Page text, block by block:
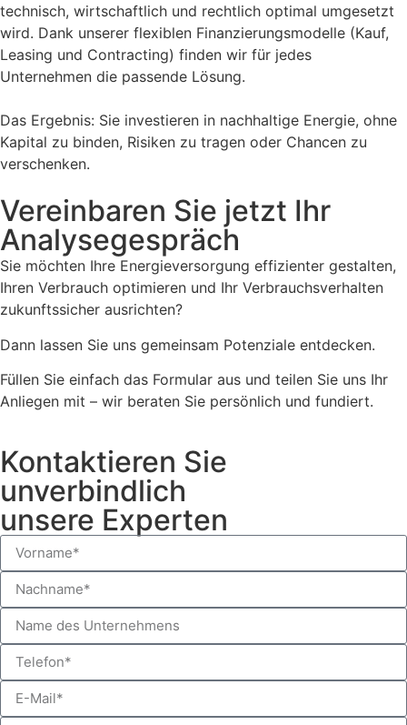
technisch, wirtschaftlich und rechtlich optimal umgesetzt
wird. Dank unserer flexiblen Finanzierungsmodelle (Kauf,
Leasing und Contracting) finden wir für jedes
Unternehmen die passende Lösung.
Das Ergebnis: Sie investieren in nachhaltige Energie, ohne
Kapital zu binden, Risiken zu tragen oder Chancen zu
verschenken.
Vereinbaren Sie jetzt Ihr
Analysegespräch
Sie möchten Ihre Energieversorgung effizienter gestalten,
Ihren Verbrauch optimieren und Ihr Verbrauchsverhalten
zukunftssicher ausrichten?
Dann lassen Sie uns gemeinsam Potenziale entdecken.
Füllen Sie einfach das Formular aus und teilen Sie uns Ihr
Anliegen mit – wir beraten Sie persönlich und fundiert.
Kontaktieren Sie
unverbindlich
unsere Experten